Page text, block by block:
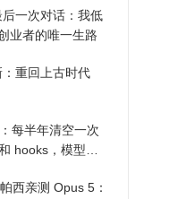
一次对话：我低
业者的唯一生路
重回上古时代
每半年清空一次
hooks，模型自
西亲测 Opus 5：